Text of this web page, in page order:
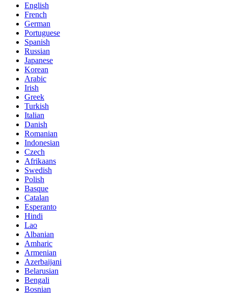
English
French
German
Portuguese
Spanish
Russian
Japanese
Korean
Arabic
Irish
Greek
Turkish
Italian
Danish
Romanian
Indonesian
Czech
Afrikaans
Swedish
Polish
Basque
Catalan
Esperanto
Hindi
Lao
Albanian
Amharic
Armenian
Azerbaijani
Belarusian
Bengali
Bosnian